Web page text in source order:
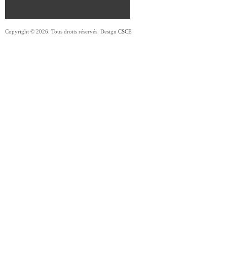
Copyright © 2026. Tous droits réservés. Design CSCE